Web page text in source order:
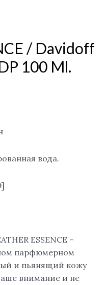
/ Davidoff
100 Ml.
вода.
ESSENCE –
парфюмерном
и пьянящий кожу
внимание и не